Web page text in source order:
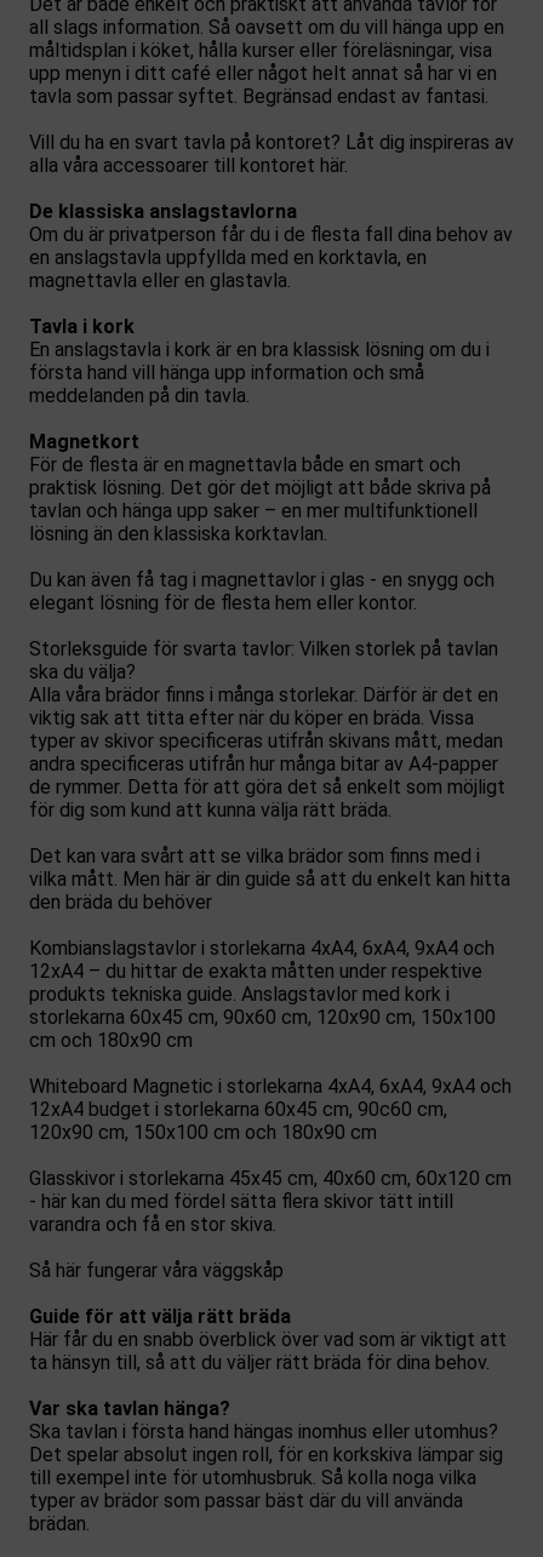
all slags information. Så oavsett om du vill hänga upp en
måltidsplan i köket, hålla kurser eller föreläsningar, visa
upp menyn i ditt café eller något helt annat så har vi en
tavla som passar syftet. Begränsad endast av fantasi.
Vill du ha en svart tavla på kontoret? Låt dig inspireras av
alla våra accessoarer till kontoret här.
De klassiska anslagstavlorna
Om du är privatperson får du i de flesta fall dina behov av
en anslagstavla uppfyllda med en korktavla, en
magnettavla eller en glastavla.
Tavla i kork
En anslagstavla i kork är en bra klassisk lösning om du i
första hand vill hänga upp information och små
meddelanden på din tavla.
Magnetkort
För de flesta är en magnettavla både en smart och
praktisk lösning. Det gör det möjligt att både skriva på
tavlan och hänga upp saker – en mer multifunktionell
lösning än den klassiska korktavlan.
Du kan även få tag i magnettavlor i glas - en snygg och
elegant lösning för de flesta hem eller kontor.
Storleksguide för svarta tavlor: Vilken storlek på tavlan
ska du välja?
Alla våra brädor finns i många storlekar. Därför är det en
viktig sak att titta efter när du köper en bräda. Vissa
typer av skivor specificeras utifrån skivans mått, medan
andra specificeras utifrån hur många bitar av A4-papper
de rymmer. Detta för att göra det så enkelt som möjligt
för dig som kund att kunna välja rätt bräda.
Det kan vara svårt att se vilka brädor som finns med i
vilka mått. Men här är din guide så att du enkelt kan hitta
den bräda du behöver
Kombianslagstavlor i storlekarna 4xA4, 6xA4, 9xA4 och
12xA4 – du hittar de exakta måtten under respektive
produkts tekniska guide. Anslagstavlor med kork i
storlekarna 60x45 cm, 90x60 cm, 120x90 cm, 150x100
cm och 180x90 cm
Whiteboard Magnetic i storlekarna 4xA4, 6xA4, 9xA4 och
12xA4 budget i storlekarna 60x45 cm, 90c60 cm,
120x90 cm, 150x100 cm och 180x90 cm
Glasskivor i storlekarna 45x45 cm, 40x60 cm, 60x120 cm
- här kan du med fördel sätta flera skivor tätt intill
varandra och få en stor skiva.
Så här fungerar våra väggskåp
Guide för att välja rätt bräda
Här får du en snabb överblick över vad som är viktigt att
ta hänsyn till, så att du väljer rätt bräda för dina behov.
Var ska tavlan hänga?
Ska tavlan i första hand hängas inomhus eller utomhus?
Det spelar absolut ingen roll, för en korkskiva lämpar sig
till exempel inte för utomhusbruk. Så kolla noga vilka
typer av brädor som passar bäst där du vill använda
brädan.